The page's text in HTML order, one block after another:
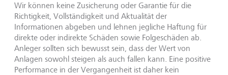
Wir können keine Zusicherung oder Garantie für die
Richtigkeit, Vollständigkeit und Aktualität der
Informationen abgeben und lehnen jegliche Haftung für
direkte oder indirekte Schäden sowie Folgeschäden ab.
Anleger sollten sich bewusst sein, dass der Wert von
Anlagen sowohl steigen als auch fallen kann. Eine positive
Performance in der Vergangenheit ist daher kein